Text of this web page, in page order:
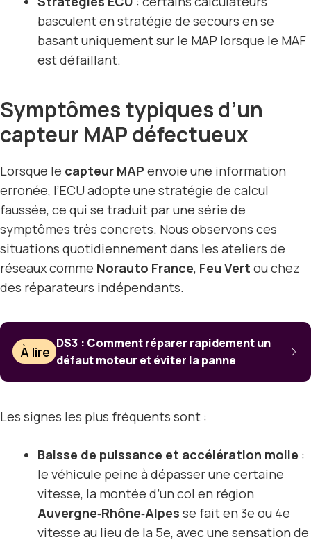
basculent en stratégie de secours en se
basant uniquement sur le MAP lorsque le MAF
est défaillant.
Symptômes typiques d’un
capteur MAP défectueux
Lorsque le capteur MAP envoie une information
erronée, l’ECU adopte une stratégie de calcul
faussée, ce qui se traduit par une série de
symptômes très concrets. Nous observons ces
situations quotidiennement dans les ateliers de
réseaux comme Norauto France, Feu Vert ou chez
des réparateurs indépendants.
À lire
DS3 : Comment réparer rapidement un
défaut moteur et éviter la panne
Les signes les plus fréquents sont :
Baisse de puissance et accélération molle :
le véhicule peine à dépasser une certaine
vitesse, la montée d’un col en région
Auvergne‑Rhône‑Alpes se fait en 3e ou 4e
vitesse au lieu de la 5e, avec une sensation de